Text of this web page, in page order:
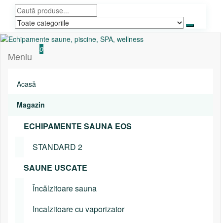
conținut
Echipamente saune, piscine, SPA, wellness
Relaxeaza-te!
Meniu
0
Acasă
Magazin
ECHIPAMENTE SAUNA EOS
STANDARD 2
SAUNE USCATE
Încălzitoare sauna
Incalzitoare cu vaporizator